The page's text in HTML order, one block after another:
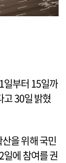
일부터 15일까
고 30일 밝혔
을 위해 국민
일에 참여를 권